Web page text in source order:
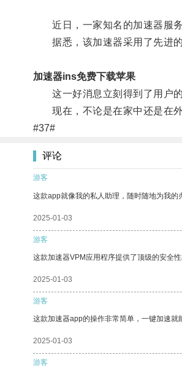
近日，一家知名的加速器服务
据悉，该加速器采用了先进的
加速器ins免费下载苹果
这一好消息立刻得到了用户的
现在，不论是在家中还是在外
#37#
评论
游客
这款app就像我的私人助理，随时随地为我的
2025-01-03
游客
这款加速器VPM应用程序提供了顶级的安全性
2025-01-03
游客
这款加速器app的操作非常简单，一键加速就
2025-01-03
游客